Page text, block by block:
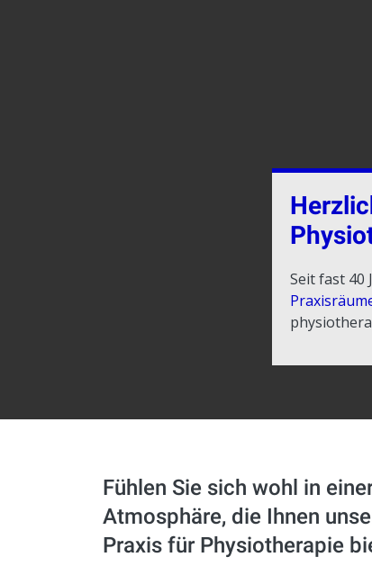
Seit fast 40
Fühlen Sie sich wohl in
Atmosphäre, die Ihnen
Praxis für Physiotherapie